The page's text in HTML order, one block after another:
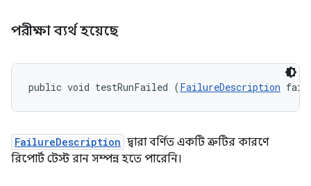
পরীক্ষা ব্যর্থ হয়েছে
public void testRunFailed (FailureDescription
FailureDescription দ্বারা বর্ণিত একটি ত্রুটির কারণে
রিপোর্ট টেস্ট রান সম্পন্ন হতে পারেনি।